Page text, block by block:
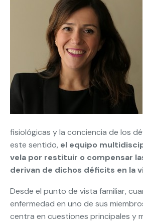
fisiológicas y la conciencia de los
este sentido, el equipo
vela por restituir o compensar
derivan de dichos déficits en la
Desde el punto de vista familiar,
enfermedad en uno de sus
centra en cuestiones principales y